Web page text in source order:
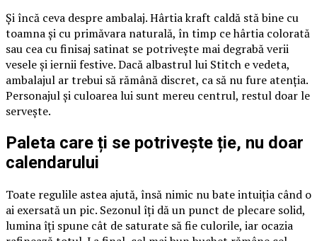
Și încă ceva despre ambalaj. Hârtia kraft caldă stă bine cu
toamna și cu primăvara naturală, în timp ce hârtia colorată
sau cea cu finisaj satinat se potrivește mai degrabă verii
vesele și iernii festive. Dacă albastrul lui Stitch e vedeta,
ambalajul ar trebui să rămână discret, ca să nu fure atenția.
Personajul și culoarea lui sunt mereu centrul, restul doar le
servește.
Paleta care ți se potrivește ție, nu doar
calendarului
Toate regulile astea ajută, însă nimic nu bate intuiția când o
ai exersată un pic. Sezonul îți dă un punct de plecare solid,
lumina îți spune cât de saturate să fie culorile, iar ocazia